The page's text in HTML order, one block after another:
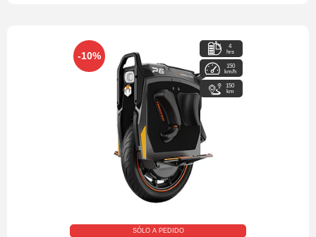
-10%
4
hrs
150
km/h
150
km
SÓLO A PEDIDO